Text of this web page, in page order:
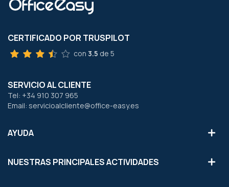
CERTIFICADO POR TRUSPILOT
con 3.5 de 5
SERVICIO AL CLIENTE
Tel: +34 910 307 965
Email: servicioalcliente@office-easy.es
AYUDA
NUESTRAS PRINCIPALES ACTIVIDADES